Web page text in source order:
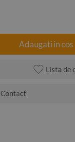
Adaugati in cos
Lista de
Contact